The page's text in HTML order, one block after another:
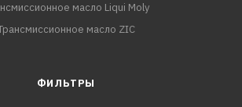
масло Liqui Moly
масло ZIC
ФИЛЬТРЫ